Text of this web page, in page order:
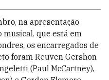
na apresentação
musical, que está em
os encarregados de
foram Reuven Gershon
(Paul McCartney),